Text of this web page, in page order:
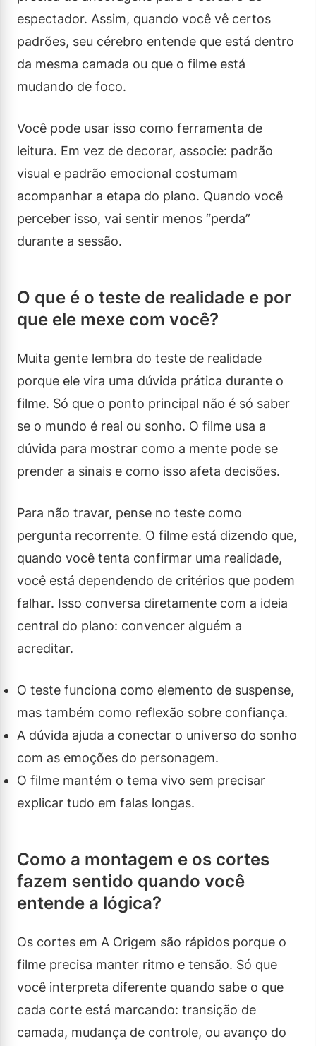
espectador. Assim, quando você vê certos
padrões, seu cérebro entende que está dentro
da mesma camada ou que o filme está
mudando de foco.
Você pode usar isso como ferramenta de
leitura. Em vez de decorar, associe: padrão
visual e padrão emocional costumam
acompanhar a etapa do plano. Quando você
perceber isso, vai sentir menos “perda”
durante a sessão.
O que é o teste de realidade e por
que ele mexe com você?
Muita gente lembra do teste de realidade
porque ele vira uma dúvida prática durante o
filme. Só que o ponto principal não é só saber
se o mundo é real ou sonho. O filme usa a
dúvida para mostrar como a mente pode se
prender a sinais e como isso afeta decisões.
Para não travar, pense no teste como
pergunta recorrente. O filme está dizendo que,
quando você tenta confirmar uma realidade,
você está dependendo de critérios que podem
falhar. Isso conversa diretamente com a ideia
central do plano: convencer alguém a
acreditar.
O teste funciona como elemento de suspense,
mas também como reflexão sobre confiança.
A dúvida ajuda a conectar o universo do sonho
com as emoções do personagem.
O filme mantém o tema vivo sem precisar
explicar tudo em falas longas.
Como a montagem e os cortes
fazem sentido quando você
entende a lógica?
Os cortes em A Origem são rápidos porque o
filme precisa manter ritmo e tensão. Só que
você interpreta diferente quando sabe o que
cada corte está marcando: transição de
camada, mudança de controle, ou avanço do